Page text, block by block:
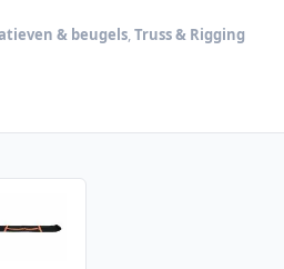
& beugels, Truss & Rigging